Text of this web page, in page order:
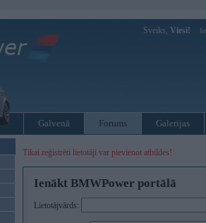
Sveiks, Viesi!
Galvenā Forums Galerijas
Tikai reģistrēti lietotāji var pievienot atbildes!
Ienākt BMWPower portālā
Lietotājvārds: